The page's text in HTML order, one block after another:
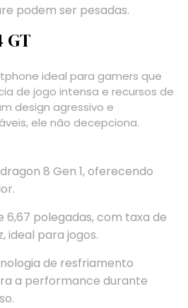
podem ser pesadas.
GT
ideal para gamers que
de jogo intensa e recursos de
design agressivo e
ele não decepciona.
8 Gen 1, oferecendo
6,67 polegadas, com taxa de
ideal para jogos.
de resfriamento
a performance durante